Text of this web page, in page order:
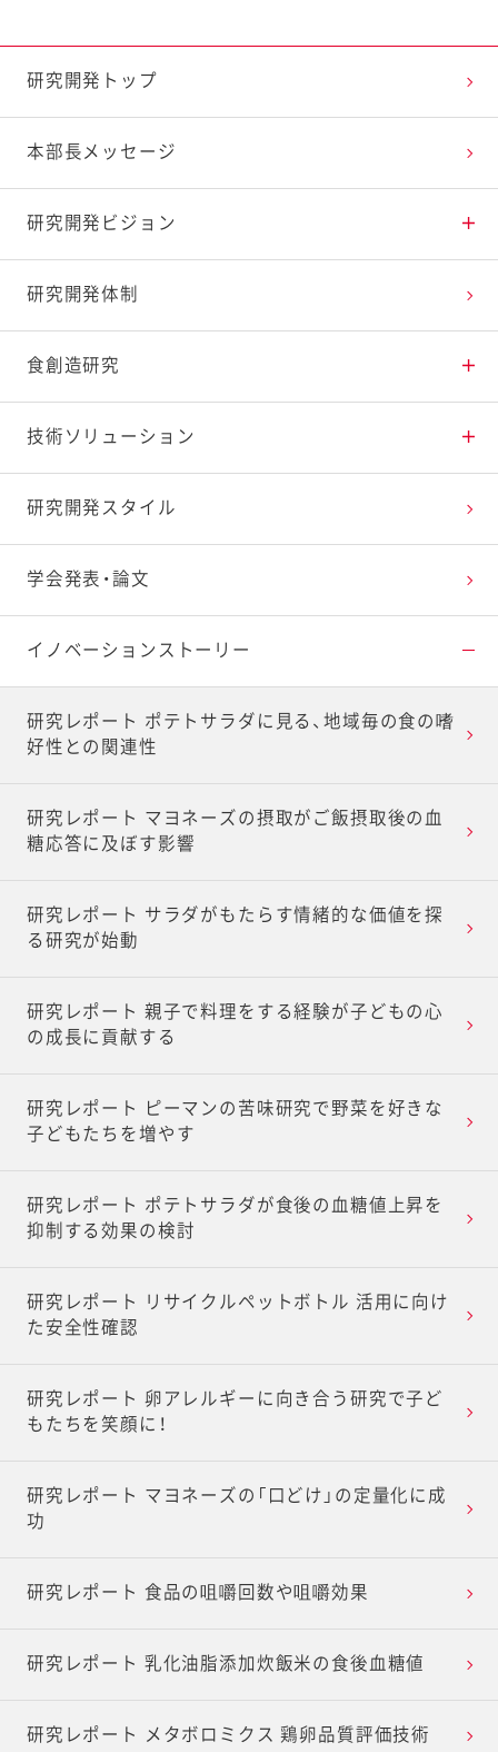
研究開発トップ
本部長メッセージ
研究開発ビジョン
アプローチ1 健康寿命延伸に貢献
アプローチ2 循環型経済を実現
アプローチ3 楽しく健康的な食生活を創造
アプローチ4 自分らしいライフスタイルを応援
アプローチ5 先端技術で食の可能性を切り開く
研究開発体制
食創造研究
調理・調味料の研究
野菜の研究
卵の研究
ファインケミカルの研究
世界のお客様のために
技術ソリューション
おいしさの研究
健康・栄養の研究
独自素材の研究
容器包装の研究
研究開発スタイル
学会発表・論文
イノベーションストーリー
研究レポート ポテトサラダに見る、地域毎の食の嗜
好性との関連性
研究レポート マヨネーズの摂取がご飯摂取後の血
糖応答に及ぼす影響
研究レポート サラダがもたらす情緒的な価値を探
る研究が始動
研究レポート 親子で料理をする経験が子どもの心
の成長に貢献する
研究レポート ピーマンの苦味研究で野菜を好きな
子どもたちを増やす
研究レポート ポテトサラダが食後の血糖値上昇を
抑制する効果の検討
研究レポート リサイクルペットボトル 活用に向け
た安全性確認
研究レポート 卵アレルギーに向き合う研究で子ど
もたちを笑顔に！
研究レポート マヨネーズの「口どけ」の定量化に成
功
研究レポート 食品の咀嚼回数や咀嚼効果
研究レポート 乳化油脂添加炊飯米の食後血糖値
研究レポート メタボロミクス 鶏卵品質評価技術